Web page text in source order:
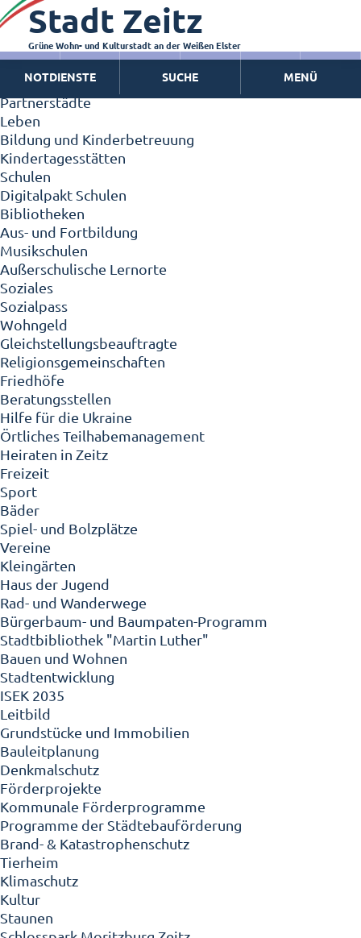
Zeitz - Die Kleinstadt
Willkommen in Zeitz!
Interview mit Oberbürgermeister Christian Thieme
Zeitz - Stadt der Zukunft
Ortschaften
Partnerstädte
Leben
Bildung und Kinderbetreuung
Kindertagesstätten
Schulen
Digitalpakt Schulen
Bibliotheken
Aus- und Fortbildung
Musikschulen
Außerschulische Lernorte
Soziales
Sozialpass
Wohngeld
Gleichstellungsbeauftragte
Religionsgemeinschaften
Friedhöfe
Beratungsstellen
Hilfe für die Ukraine
Örtliches Teilhabemanagement
Heiraten in Zeitz
Freizeit
Sport
Bäder
Spiel- und Bolzplätze
Vereine
Kleingärten
Haus der Jugend
Rad- und Wanderwege
Bürgerbaum- und Baumpaten-Programm
Stadtbibliothek "Martin Luther"
Bauen und Wohnen
Stadtentwicklung
ISEK 2035
Leitbild
Grundstücke und Immobilien
Bauleitplanung
Denkmalschutz
Förderprojekte
Kommunale Förderprogramme
Programme der Städtebauförderung
Brand- & Katastrophenschutz
Tierheim
Klimaschutz
Kultur
Staunen
Stadt Zeitz
Grüne Wohn- und Kulturstadt an der Weißen Elster
NOTDIENSTE SUCHE MENÜ